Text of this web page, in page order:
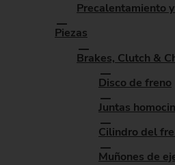
Precalentamiento
Piezas
Brakes, Clutch &
Disco de freno
Juntas
Cilindro del
Muñones de